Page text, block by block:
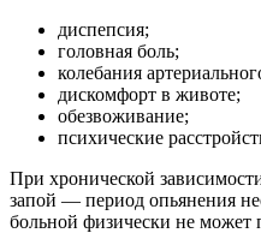
диспепсия;
головная боль;
колебания
дискомфорт в животе;
обезвоживание;
психические
При хронической
запой — период опьянения
больной физически не может